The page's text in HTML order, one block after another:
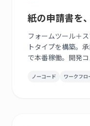
紙の申請書を
フォームツール＋
トタイプを構築。
で本番稼働。開発コ
ノーコード ワークフロ